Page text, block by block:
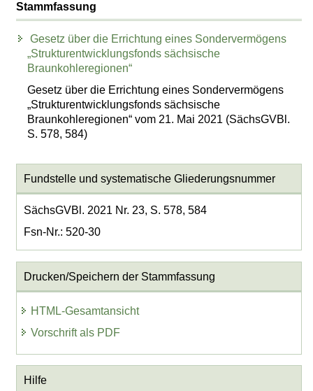
Stammfassung
Gesetz über die Errichtung eines Sondervermögens
„Strukturentwicklungsfonds sächsische
Braunkohleregionen“
Gesetz über die Errichtung eines Sondervermögens
„Strukturentwicklungsfonds sächsische
Braunkohleregionen“ vom 21. Mai 2021 (SächsGVBl.
S. 578, 584)
Fundstelle und systematische Gliederungsnummer
SächsGVBl. 2021 Nr. 23, S. 578, 584
Fsn-Nr.: 520-30
Drucken/Speichern der Stammfassung
HTML-Gesamtansicht
Vorschrift als PDF
Hilfe